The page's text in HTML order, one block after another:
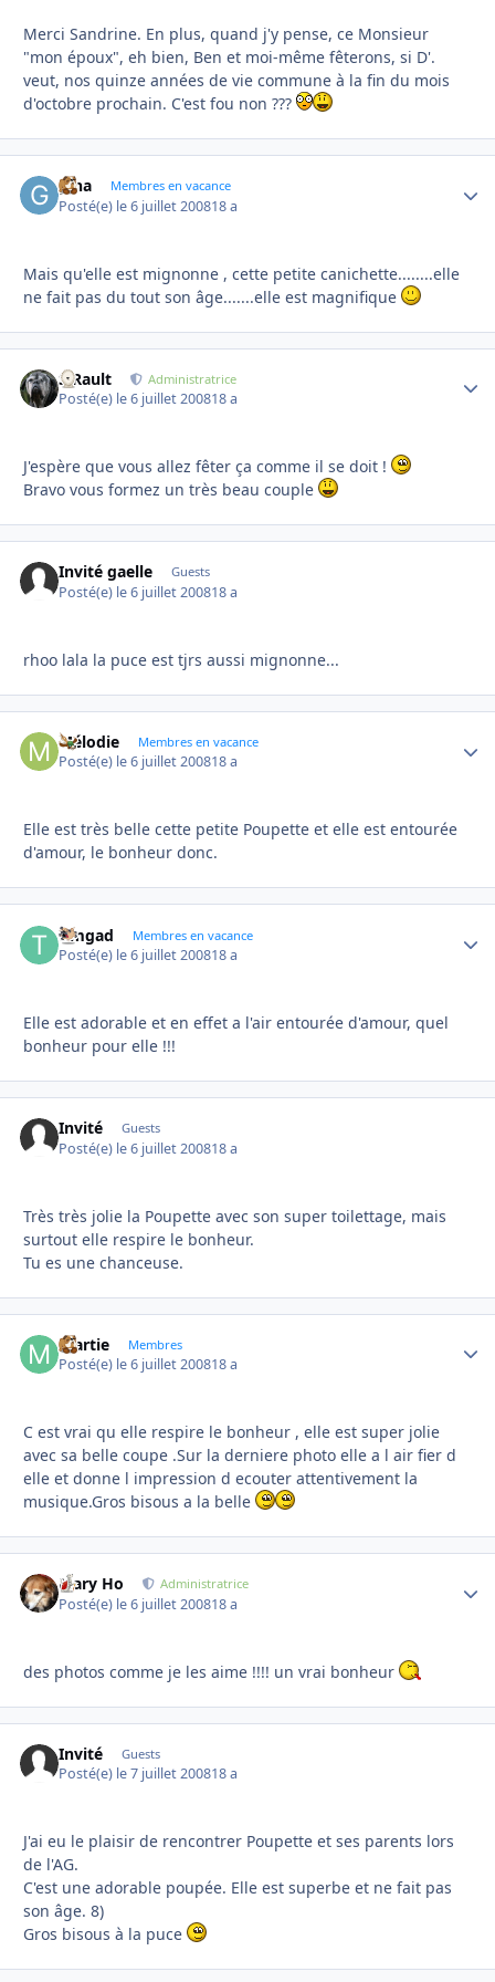
Merci Sandrine. En plus, quand j'y pense, ce Monsieur
"mon époux", eh bien, Ben et moi-même fêterons, si D'.
veut, nos quinze années de vie commune à la fin du mois
d'octobre prochain. C'est fou non ???
gina Membres en vacance
Posté(e) le 6 juillet 200818 a
Mais qu'elle est mignonne , cette petite canichette........elle
ne fait pas du tout son âge.......elle est magnifique
S.Rault Administratrice
Posté(e) le 6 juillet 200818 a
J'espère que vous allez fêter ça comme il se doit !
Bravo vous formez un très beau couple
Invité gaelle Guests
Posté(e) le 6 juillet 200818 a
rhoo lala la puce est tjrs aussi mignonne...
Mélodie Membres en vacance
Posté(e) le 6 juillet 200818 a
Elle est très belle cette petite Poupette et elle est entourée
d'amour, le bonheur donc.
timgad Membres en vacance
Posté(e) le 6 juillet 200818 a
Elle est adorable et en effet a l'air entourée d'amour, quel
bonheur pour elle !!!
Invité Guests
Posté(e) le 6 juillet 200818 a
Très très jolie la Poupette avec son super toilettage, mais
surtout elle respire le bonheur.
Tu es une chanceuse.
martie Membres
Posté(e) le 6 juillet 200818 a
C est vrai qu elle respire le bonheur , elle est super jolie
avec sa belle coupe .Sur la derniere photo elle a l air fier d
elle et donne l impression d ecouter attentivement la
musique.Gros bisous a la belle
Mary Ho Administratrice
Posté(e) le 6 juillet 200818 a
des photos comme je les aime !!!! un vrai bonheur
Invité Guests
Posté(e) le 7 juillet 200818 a
J'ai eu le plaisir de rencontrer Poupette et ses parents lors
de l'AG.
C'est une adorable poupée. Elle est superbe et ne fait pas
son âge. 8)
Gros bisous à la puce